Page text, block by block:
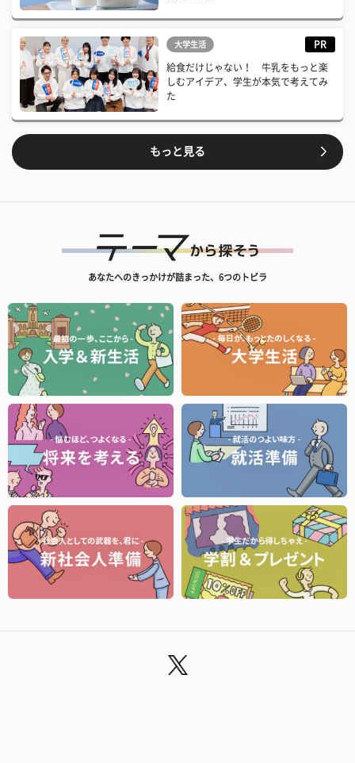
大学生活 PR
給食だけじゃない！ 牛乳をもっと楽
しむアイデア、学生が本気で考えてみ
た
もっと見る
あなたへのきっかけが詰まった、6つのトビラ